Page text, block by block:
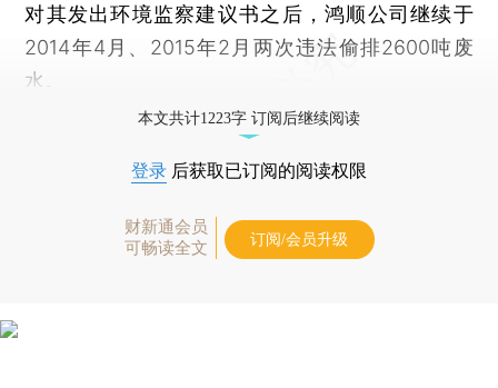
对其发出环境监察建议书之后，鸿顺公司继续于
2014年4月、2015年2月两次违法偷排2600吨废
水。
本文共计1223字 订阅后继续阅读
登录 后获取已订阅的阅读权限
财新通会员
可畅读全文
订阅/会员升级